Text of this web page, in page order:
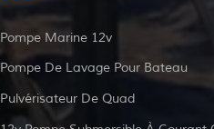
Pompe Marine 12v
Pompe De Lavage Pour Bateau
Pulvérisateur De Quad